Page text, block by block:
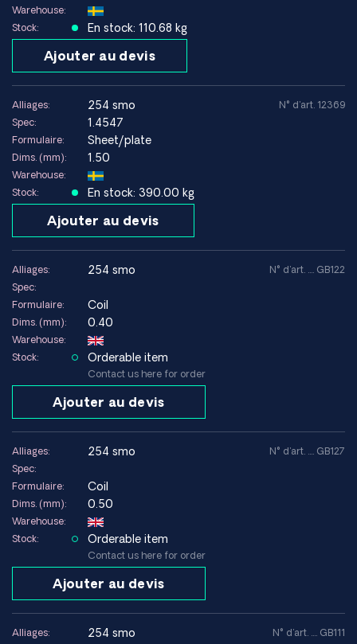
Résistance à la corrosion
L'acier 254 SMO offre une résistance supérieure aux
chlorures et à la corrosion localisée par rapport aux aciers
inoxydables conventionnels. La teneur élevée en molybdène
et en azote offre une excellente protection contre la
corrosion par piqûres et la corrosion caverneuse, même en
milieu marin chaud.
Environnements où le 254 SMO est performant
Eau de mer et milieux marins
Environnements de procédés riches en chlorures
Systèmes de dessalement
Applications haute pression présentant un risque de
corrosion
Environnements à éviter
Températures très élevées, supérieures à la limite de
conception de l'alliage
Applications où des matériaux plus simples offrent des
Données techniques (état recuit)
Limite
d'élasticité (0,2
Résistance à la
traction
~650–750 MPa
la rupture
~35–50 %
Warehouse:
Stock:
En stock: 110.68 kg
Ajouter au devis
Alliages: 254 smo
Spec: 1.4547
Formulaire: Sheet/plate
Dims. (mm): 1.50
Warehouse:
Stock:
En stock: 390.00 kg
Ajouter au devis
N° d'art. 12369
Alliages: 254 smo
Spec:
Formulaire:
Coil
Dims. (mm): 0.40
Warehouse:
Stock:
Orderable item
Contact us here for order
Ajouter au devis
N° d'art. .... GB122
Alliages: 254 smo
Spec:
Formulaire:
Coil
Dims. (mm): 0.50
Warehouse:
Stock:
Orderable item
Contact us here for order
Ajouter au devis
N° d'art. .... GB127
Alliages: 254 smo N° d'art. .... GB111